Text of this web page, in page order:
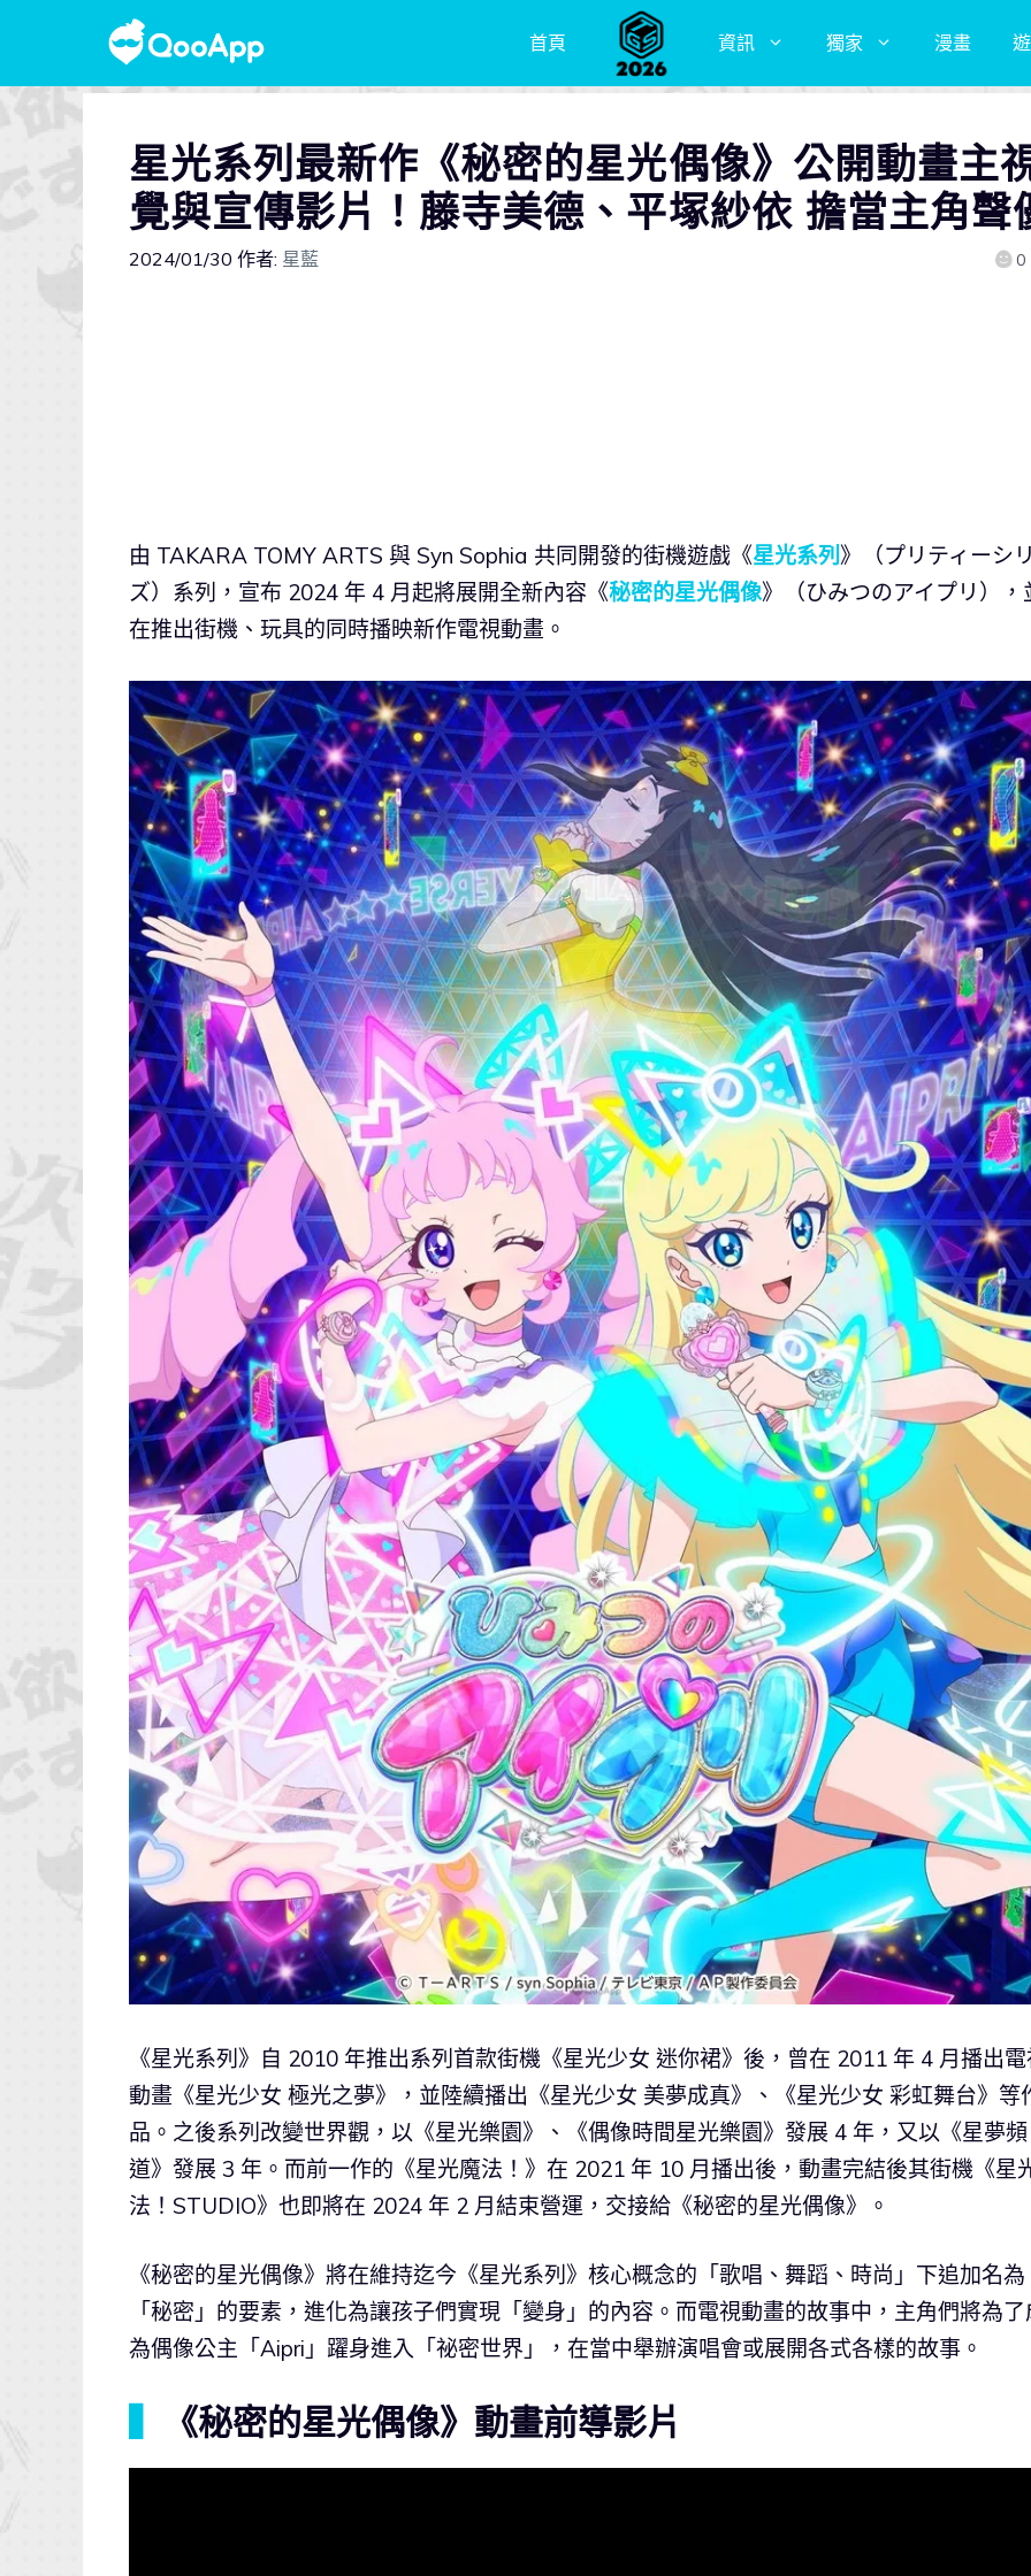
首頁 資訊 獨家 漫畫
星光系列最新作《秘密的星光偶像》公開動畫主
覺與宣傳影片！藤寺美德、平塚紗依 擔當主角聲
2024/01/30 作者: 星藍 0
由 TAKARA TOMY ARTS 與 Syn Sophia 共同開發的街機遊戲《星光系列》（プリティーシ
ズ）系列，宣布 2024 年 4 月起將展開全新內容《秘密的星光偶像》（ひみつのアイプリ），
在推出街機、玩具的同時播映新作電視動畫。
《星光系列》自 2010 年推出系列首款街機《星光少女 迷你裙》後，曾在 2011 年 4 月播出
動畫《星光少女 極光之夢》，並陸續播出《星光少女 美夢成真》、《星光少女 彩虹舞台》等
品。之後系列改變世界觀，以《星光樂園》、《偶像時間星光樂園》發展 4 年，又以《星夢頻
道》發展 3 年。而前一作的《星光魔法！》在 2021 年 10 月播出後，動畫完結後其街機《星
法！STUDIO》也即將在 2024 年 2 月結束營運，交接給《秘密的星光偶像》。
《秘密的星光偶像》將在維持迄今《星光系列》核心概念的「歌唱、舞蹈、時尚」下追加名為
「秘密」的要素，進化為讓孩子們實現「變身」的內容。而電視動畫的故事中，主角們將為了
為偶像公主「Aipri」躍身進入「祕密世界」，在當中舉辦演唱會或展開各式各樣的故事。
《秘密的星光偶像》動畫前導影片